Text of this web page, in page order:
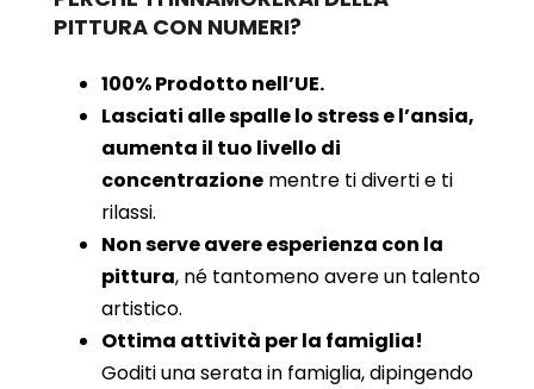
PITTURA CON NUMERI?
100% Prodotto nell’UE.
Lasciati alle spalle lo stress e l’ansia,
aumenta il tuo livello di
concentrazione mentre ti diverti e ti
rilassi.
Non serve avere esperienza con la
pittura, né tantomeno avere un talento
artistico.
Ottima attività per la famiglia!
Goditi una serata in famiglia, dipingendo